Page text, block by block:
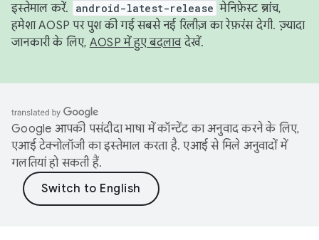
इस्तेमाल करें.
android-latest-release मेनिफ़ेस्ट ब्रांच,
हमेशा AOSP पर पुश की गई सबसे नई रिलीज़ का रेफ़रंस देगी. ज़्यादा
जानकारी के लिए, AOSP में हुए बदलावदेखें.
Google आपकी पसंदीदा भाषा में कॉन्टेंट का अनुवाद करने के लिए,
एआई टेक्नोलॉजी का इस्तेमाल करता है. एआई से मिले अनुवादों में
गलतियां हो सकती हैं.